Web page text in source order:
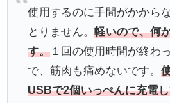
使用するのに手間がかから
とりません。 軽いので、何
す。１回の使用時間が終わ
で、筋肉も痛めないです。
USBで2個いっぺんに充電